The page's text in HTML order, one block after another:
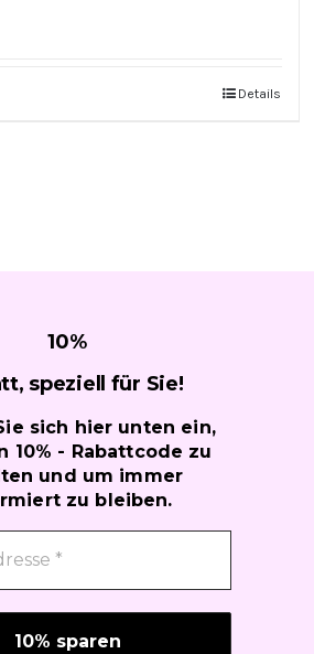
Details
10%
speziell für Sie!
sich hier unten ein,
10% - Rabattcode zu
und um immer
zu bleiben.